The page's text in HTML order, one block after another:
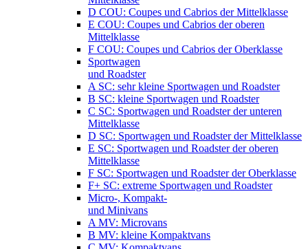
D COU: Coupes und Cabrios der Mittelklasse
E COU: Coupes und Cabrios der oberen
Mittelklasse
F COU: Coupes und Cabrios der Oberklasse
Sportwagen
und Roadster
A SC: sehr kleine Sportwagen und Roadster
B SC: kleine Sportwagen und Roadster
C SC: Sportwagen und Roadster der unteren
Mittelklasse
D SC: Sportwagen und Roadster der Mittelklasse
E SC: Sportwagen und Roadster der oberen
Mittelklasse
F SC: Sportwagen und Roadster der Oberklasse
F+ SC: extreme Sportwagen und Roadster
Micro-, Kompakt-
und Minivans
A MV: Microvans
B MV: kleine Kompaktvans